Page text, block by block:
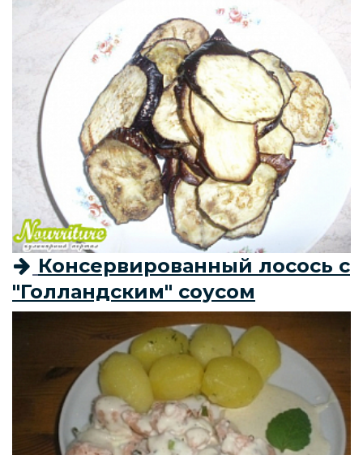
Консервированный лосось с
"Голландским" соусом